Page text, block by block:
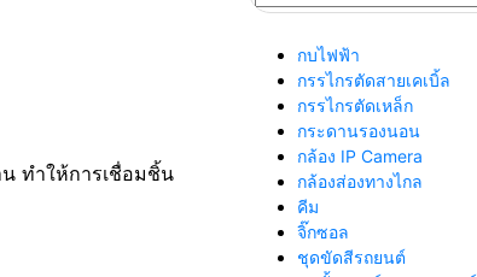
ทำให้การเชื่อมชิ้น
สำหรับ:
กบไฟฟ้า
กรรไกรตัดสายเคเบิ้ล
กรรไกรตัดเหล็ก
กระดานรองนอน
กล้อง IP Camera
กล้องส่องทางไกล
คีม
จิ๊กซอล
ชุดขัดสีรถยนต์​